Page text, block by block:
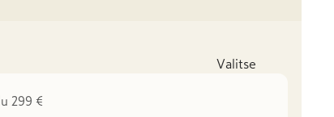
Valitse
299 €